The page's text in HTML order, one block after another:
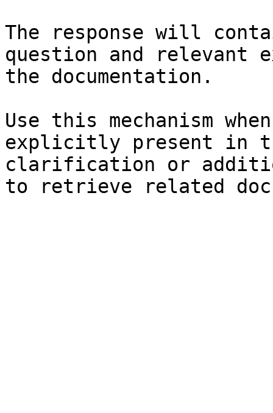
The response will
question and relevant
the documentation.
Use this mechanism
explicitly present in
clarification or